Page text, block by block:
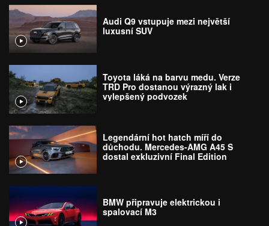
Audi Q9 vstupuje mezi největší
luxusní SUV
Toyota láká na barvu medu. Verze
TRD Pro dostanou výrazný lak i
vylepšený podvozek
Legendární hot hatch míří do
důchodu. Mercedes-AMG A45 S
dostal exkluzivní Final Edition
BMW připravuje elektrickou i
spalovací M3